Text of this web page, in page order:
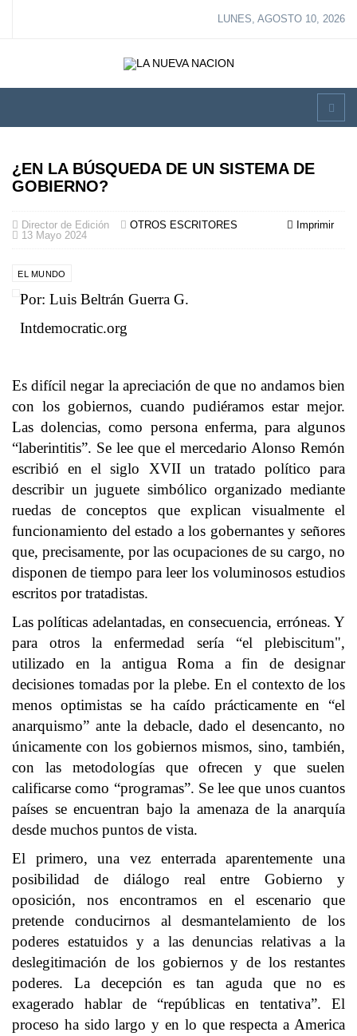
LUNES, AGOSTO 10, 2026
¿EN LA BÚSQUEDA DE UN SISTEMA DE
GOBIERNO?
Imprimir
Director de Edición
OTROS ESCRITORES
13 Mayo 2024
EL MUNDO
Por: Luis Beltrán Guerra G.
Intdemocratic.org
Es difícil negar la apreciación de que no andamos bien
con los gobiernos, cuando pudiéramos estar mejor.
Las dolencias, como persona enferma, para algunos
“laberintitis”. Se lee que el mercedario Alonso Remón
escribió en el siglo XVII un tratado político para
describir un juguete simbólico organizado mediante
ruedas de conceptos que explican visualmente el
funcionamiento del estado a los gobernantes y señores
que, precisamente, por las ocupaciones de su cargo, no
disponen de tiempo para leer los voluminosos estudios
escritos por tratadistas.
Las políticas adelantadas, en consecuencia, erróneas. Y
para otros la enfermedad sería “el plebiscitum",
utilizado en la antigua Roma a fin de designar
decisiones tomadas por la plebe. En el contexto de los
menos optimistas se ha caído prácticamente en “el
anarquismo” ante la debacle, dado el desencanto, no
únicamente con los gobiernos mismos, sino, también,
con las metodologías que ofrecen y que suelen
calificarse como “programas”. Se lee que unos cuantos
países se encuentran bajo la amenaza de la anarquía
desde muchos puntos de vista.
El primero, una vez enterrada aparentemente una
posibilidad de diálogo real entre Gobierno y
oposición, nos encontramos en el escenario que
pretende conducirnos al desmantelamiento de los
poderes estatuidos y a las denuncias relativas a la
deslegitimación de los gobiernos y de los restantes
poderes. La decepción es tan aguda que no es
exagerado hablar de “repúblicas en tentativa”. El
proceso ha sido largo y en lo que respecta a America